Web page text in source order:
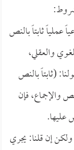
ثابتاً بالنص
والعقلي،
(ثابتاً بالنص
والإجماع، فإن
عليها.
ولكن إن قلنا: يجري